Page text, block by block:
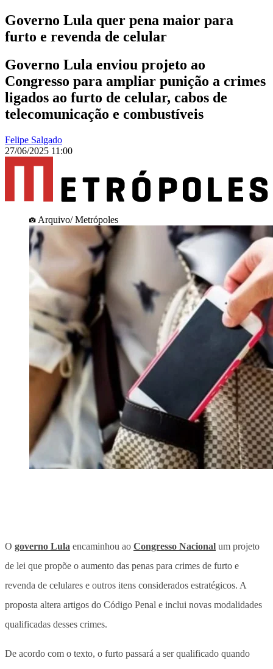
Governo Lula quer pena maior para
furto e revenda de celular
Governo Lula enviou projeto ao
Congresso para ampliar punição a crimes
ligados ao furto de celular, cabos de
telecomunicação e combustíveis
Felipe Salgado
27/06/2025 11:00
Arquivo/ Metrópoles
O governo Lula encaminhou ao Congresso Nacional um projeto
de lei que propõe o aumento das penas para crimes de furto e
revenda de celulares e outros itens considerados estratégicos. A
proposta altera artigos do Código Penal e inclui novas modalidades
qualificadas desses crimes.
De acordo com o texto, o furto passará a ser qualificado quando